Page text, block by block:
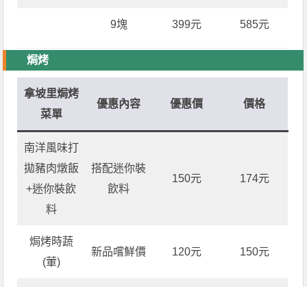
9塊 399元 585元
焗烤
拿坡里焗烤
菜單
優惠內容 優惠價 價格
南洋風味打
拋豬肉燉飯
+迷你裝飲
料
搭配迷你裝
飲料
150元 174元
焗烤時蔬
(葷)
新品嚐鮮價 120元 150元